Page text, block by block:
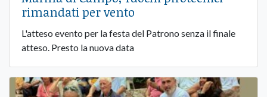
rimandati per vento
L'atteso evento per la festa del Patrono senza il finale
atteso. Presto la nuova data